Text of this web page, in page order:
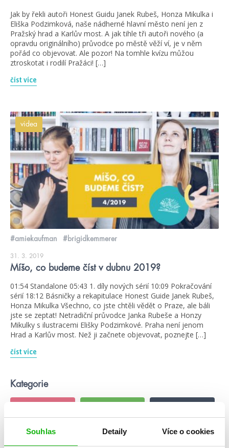
Souhlas Detaily Více o cookies
Jak by řekli autoři Honest Guidu Janek Rubeš, Honza Mikulka i
Eliška Podzimková, naše nádherné hlavní město není jen z
Pražský hrad a Karlův most. A jak tihle tři autoři nového (a
opravdu originálního) průvodce po městě věží ví, je v něm
pořád co objevovat. Ale pozor! Na tomhle kvízu můžou
ztroskotat i rodilí Pražáci! […]
číst více
videa
#amiekaufman #brigidkemmerer
31. 3. 2019
Míšo, co budeme číst v dubnu 2019?
01:54 Standalone 05:43 1. díly nových sérií 10:09 Pokračování
sérií 18:12 Básničky a rekapitulace Honest Guide Janek Rubeš,
Honza Mikulka Všechno, co jste chtěli vědět o Praze, ale báli
jste se zeptat! Netradiční průvodce Janka Rubeše a Honzy
Mikulky s ilustracemi Elišky Podzimkové. Praha není jenom
Hrad a Karlův most. Než ji začnete objevovat, poznejte […]
číst více
Kategorie
knihomoloviny kvízy podcast